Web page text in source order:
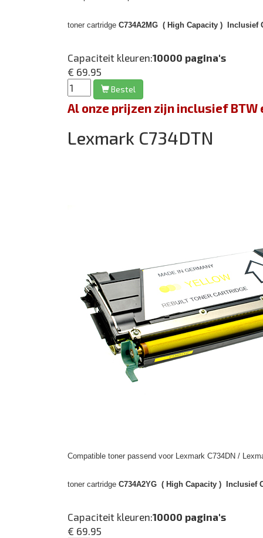
toner cartridge C734A2MG ( High Capacity ) Inclusief
Capaciteit kleuren:10000 pagina's
€ 69.95
Bestel
Al onze prijzen zijn inclusief
Lexmark C734DTN
Compatible toner passend voor Lexmark C734DN /
toner cartridge C734A2YG ( High Capacity ) Inclusief
Capaciteit kleuren:10000 pagina's
€ 69.95